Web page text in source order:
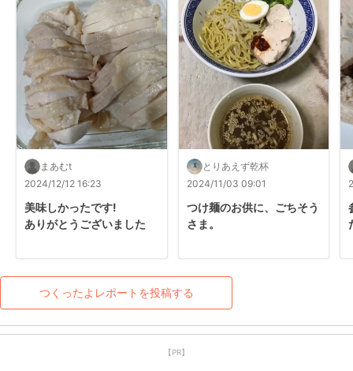
まあむt
2024/12/12 16:23
美味しかったです!
ありがとうございました
とりあえず乾杯
2024/11/03 09:01
つけ麺のお供に、ごちそう
さま。
つくったよレポートを投稿する
【PR】